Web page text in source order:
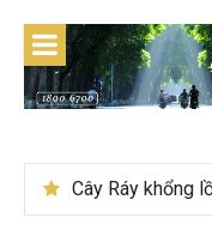
content